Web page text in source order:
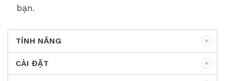
bạn.
TÍNH NĂNG
CÀI ĐẶT